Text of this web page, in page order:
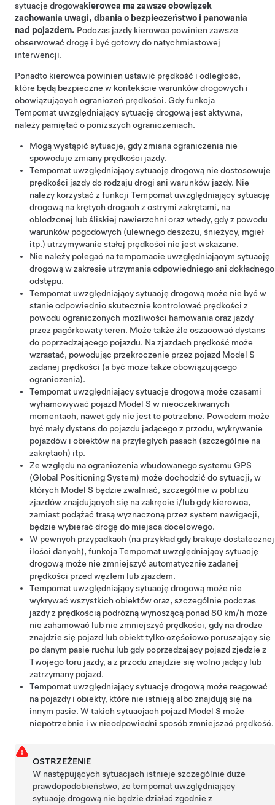
sytuację drogowąkierowca ma zawsze obowiązek
zachowania uwagi, dbania o bezpieczeństwo i panowania
nad pojazdem. Podczas jazdy kierowca powinien zawsze
obserwować drogę i być gotowy do natychmiastowej
interwencji.
Ponadto kierowca powinien ustawić prędkość i odległość,
które będą bezpieczne w kontekście warunków drogowych i
obowiązujących ograniczeń prędkości. Gdy funkcja
Tempomat uwzględniający sytuację drogową jest aktywna,
należy pamiętać o poniższych ograniczeniach.
Mogą wystąpić sytuacje, gdy zmiana ograniczenia nie
spowoduje zmiany prędkości jazdy.
Tempomat uwzględniający sytuację drogową nie dostosowuje
prędkości jazdy do rodzaju drogi ani warunków jazdy. Nie
należy korzystać z funkcji Tempomat uwzględniający sytuację
drogową na krętych drogach z ostrymi zakrętami, na
oblodzonej lub śliskiej nawierzchni oraz wtedy, gdy z powodu
warunków pogodowych (ulewnego deszczu, śnieżycy, mgieł
itp.) utrzymywanie stałej prędkości nie jest wskazane.
Nie należy polegać na tempomacie uwzględniającym sytuację
drogową w zakresie utrzymania odpowiedniego ani dokładnego
odstępu.
Tempomat uwzględniający sytuację drogową może nie być w
stanie odpowiednio skutecznie kontrolować prędkości z
powodu ograniczonych możliwości hamowania oraz jazdy
przez pagórkowaty teren. Może także źle oszacować dystans
do poprzedzającego pojazdu. Na zjazdach prędkość może
wzrastać, powodując przekroczenie przez pojazd Model S
zadanej prędkości (a być może także obowiązującego
ograniczenia).
Tempomat uwzględniający sytuację drogową może czasami
wyhamowywać pojazd Model S w nieoczekiwanych
momentach, nawet gdy nie jest to potrzebne. Powodem może
być mały dystans do pojazdu jadącego z przodu, wykrywanie
pojazdów i obiektów na przyległych pasach (szczególnie na
zakrętach) itp.
Ze względu na ograniczenia wbudowanego systemu GPS
(Global Positioning System) może dochodzić do sytuacji, w
których Model S będzie zwalniać, szczególnie w pobliżu
zjazdów znajdujących się na zakręcie i/lub gdy kierowca,
zamiast podążać trasą wyznaczoną przez system nawigacji,
będzie wybierać drogę do miejsca docelowego.
W pewnych przypadkach (na przykład gdy brakuje dostatecznej
ilości danych), funkcjaTempomat uwzględniający sytuację
drogową może nie zmniejszyć automatycznie zadanej
prędkości przed węzłem lub zjazdem.
Tempomat uwzględniający sytuację drogową może nie
wykrywać wszystkich obiektów oraz, szczególnie podczas
jazdy z prędkością podróżną wynoszącą ponad80 km/h może
nie zahamować lub nie zmniejszyć prędkości, gdy na drodze
znajdzie się pojazd lub obiekt tylko częściowo poruszający się
po danym pasie ruchu lub gdy poprzedzający pojazd zjedzie z
Twojego toru jazdy, a z przodu znajdzie się wolno jadący lub
zatrzymany pojazd.
Tempomat uwzględniający sytuację drogową może reagować
na pojazdy i obiekty, które nie istnieją albo znajdują się na
innym pasie. W takich sytuacjach pojazd Model S może
niepotrzebnie i w nieodpowiedni sposób zmniejszać prędkość.
OSTRZEŻENIE
W następujących sytuacjach istnieje szczególnie duże
prawdopodobieństwo, że tempomat uwzględniający
sytuację drogową nie będzie działać zgodnie z